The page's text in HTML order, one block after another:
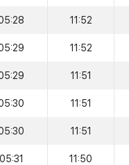
11:52
11:52
11:51
11:51
11:51
05:31 11:50